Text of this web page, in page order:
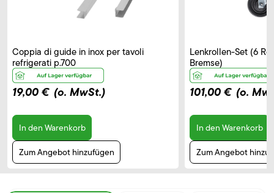
Coppia di guide in inox per tavoli
refrigerati p.700
19,00 € (o. MwSt.)
In den Warenkorb
Zum Angebot hinzufügen
Lenkrollen-Set (6
Bremse)
101,00 € (o.
In den Warenkorb
Zum Angebot